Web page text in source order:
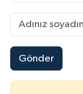
Gönder